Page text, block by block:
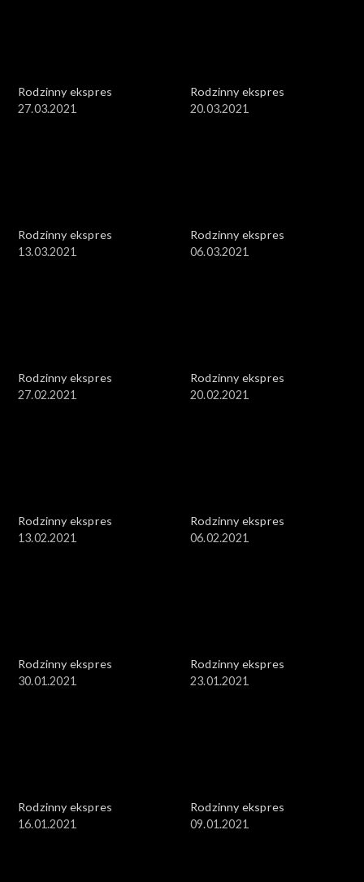
Rodzinny ekspres
27.03.2021
Rodzinny ekspres
20.03.2021
Rodzinny ekspres
13.03.2021
Rodzinny ekspres
06.03.2021
Rodzinny ekspres
27.02.2021
Rodzinny ekspres
20.02.2021
Rodzinny ekspres
13.02.2021
Rodzinny ekspres
06.02.2021
Rodzinny ekspres
30.01.2021
Rodzinny ekspres
23.01.2021
Rodzinny ekspres
16.01.2021
Rodzinny ekspres
09.01.2021